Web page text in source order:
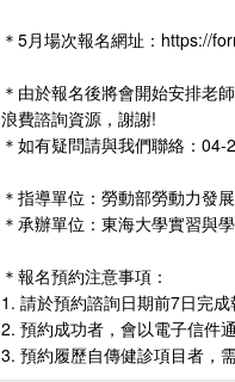
＊5月場次報名網址：https://
＊由於報名後將會開始安排老
浪費諮詢資源，謝謝!
＊如有疑問請與我們聯絡：
＊指導單位：勞動部勞動力發
＊承辦單位：東海大學實習與
＊報名預約注意事項：
1. 請於預約諮詢日期前7日完成
2. 預約成功者，會以電子信件
3. 預約履歷自傳健診項目者，